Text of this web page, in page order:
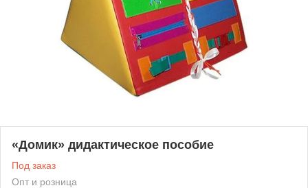
«Домик» дидактическое пособие
Под заказ
Опт и розница